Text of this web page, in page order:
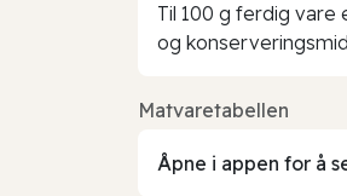
Til 100 g ferdig vare
og
Matvaretabellen
Åpne i appen for å